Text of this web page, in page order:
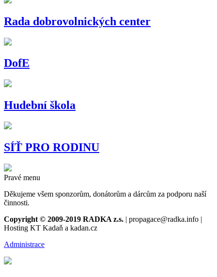
Rada dobrovolnických center
DofE
Hudební škola
SÍŤ PRO RODINU
Pravé menu
Děkujeme všem sponzorům, donátorům a dárcům za podporu naší
činnosti.
Copyright © 2009-2019 RADKA z.s. | propagace@radka.info |
Hosting KT Kadaň a kadan.cz
Administrace